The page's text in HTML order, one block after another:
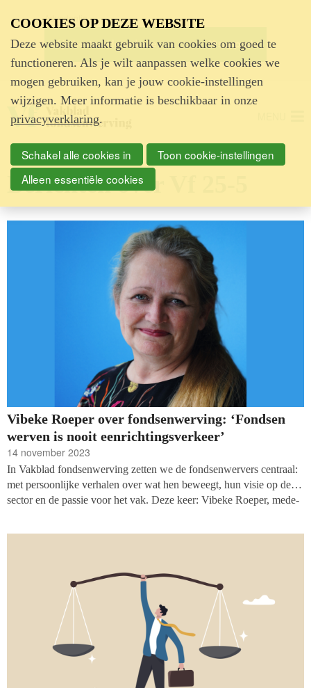
Advertentie
Berichten over Vf 25-5
Vibeke Roeper over fondsenwerving: ‘Fondsen
werven is nooit eenrichtingsverkeer’
14 november 2023
In Vakblad fondsenwerving zetten we de fondsenwervers centraal:
met persoonlijke verhalen over wat hen beweegt, hun visie op de
sector en de passie voor het vak. Deze keer: Vibeke Roeper, mede-
COOKIES OP DEZE WEBSITE
Deze website maakt gebruik van cookies om goed te
functioneren. Als je wilt aanpassen welke cookies we
mogen gebruiken, kan je jouw cookie-instellingen
wijzigen. Meer informatie is beschikbaar in onze
privacyverklaring.
Schakel alle cookies in
Toon cookie-instellingen
Alleen essentiële cookies